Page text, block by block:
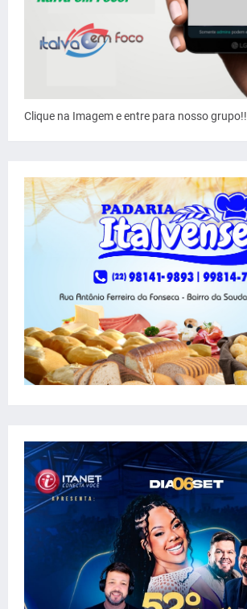
Clique na Imagem e entre para nosso grupo!!